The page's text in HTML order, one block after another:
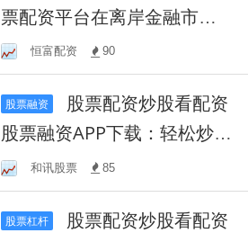
票配资平台在离岸金融市场
的信息披露及时性管
恒富配资 90
股票融资
股票融资APP下载：轻松炒
股，资金无忧！
和讯股票 85
股票杠杆